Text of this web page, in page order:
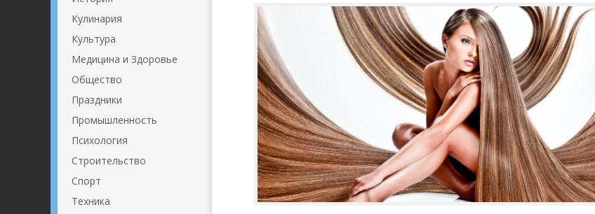
Кулинария
Культура
Медицина и Здоровье
Общество
Праздники
Промышленность
Психология
Строительство
Спорт
Техника